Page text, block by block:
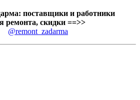
поставщики и работники
ремонта, скидки ==>>
@remont_zadarma